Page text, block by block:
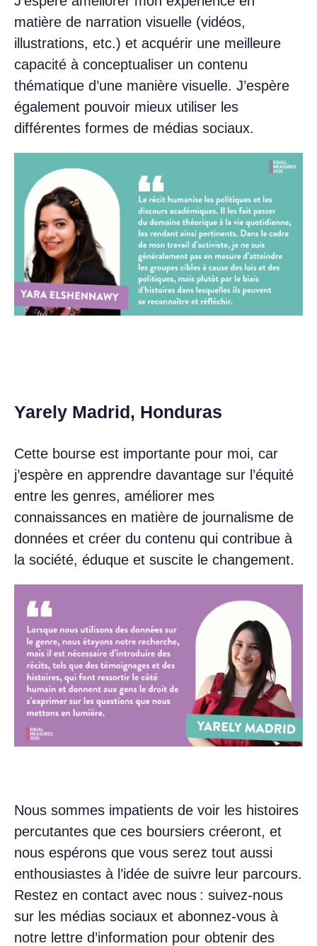
matière de narration visuelle (vidéos,
illustrations, etc.) et acquérir une meilleure
capacité à conceptualiser un contenu
thématique d’une manière visuelle. J’espère
également pouvoir mieux utiliser les
différentes formes de médias sociaux.
Yarely Madrid, Honduras
Cette bourse est importante pour moi, car
j’espère en apprendre davantage sur l’équité
entre les genres, améliorer mes
connaissances en matière de journalisme de
données et créer du contenu qui contribue à
la société, éduque et suscite le changement.
Nous sommes impatients de voir les histoires
percutantes que ces boursiers créeront, et
nous espérons que vous serez tout aussi
enthousiastes à l’idée de suivre leur parcours.
Restez en contact avec nous : suivez-nous
sur les médias sociaux et abonnez-vous à
notre lettre d’information pour obtenir des